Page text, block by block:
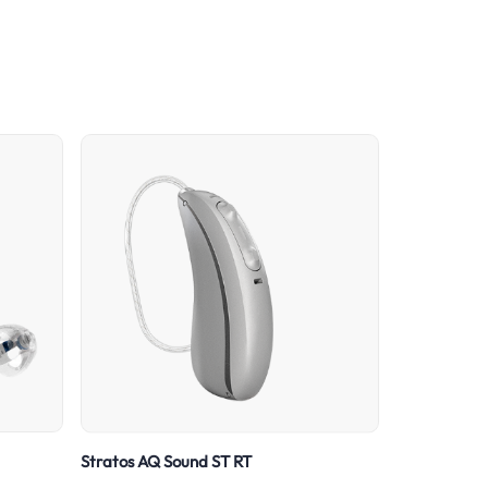
Stratos AQ Sound ST RT